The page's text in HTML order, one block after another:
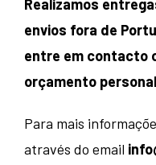
Realizamos
envios fora de
entre em contacto
orçamento
Para mais
através do email